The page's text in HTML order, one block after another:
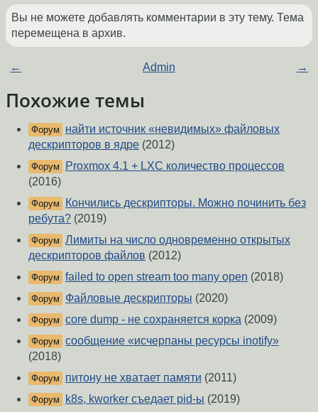
Вы не можете добавлять комментарии в эту тему. Тема
перемещена в архив.
← Admin →
Похожие темы
Форум
найти источник «невидимых» файловых
дескрипторов в ядре (2012)
Форум
Proxmox 4.1 + LXC количество процессов
(2016)
Форум
Кончились дескрипторы. Можно починить без
ребута? (2019)
Форум Лимиты на число одновременно открытых
дескрипторов файлов (2012)
Форум failed to open stream too many open (2018)
Форум Файловые дескрипторы (2020)
Форум core dump - не сохраняется корка (2009)
Форум сообщение «исчерпаны ресурсы inotify»
(2018)
Форум питону не хватает памяти (2011)
Форум k8s, kworker съедает pid-ы (2019)